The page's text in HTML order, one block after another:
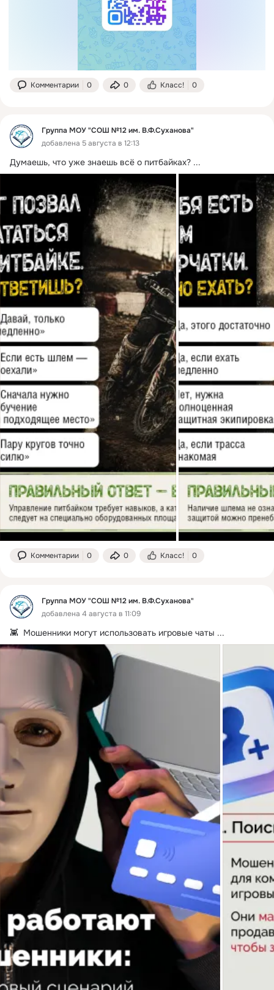
Комментарии 0 0 Класс! 0
Группа МОУ "СОШ №12 им. В.Ф.Суханова"
добавлена 5 августа в 12:13
Думаешь, что уже знаешь всё о питбайках? ...
Комментарии 0 0 Класс! 0
Группа МОУ "СОШ №12 им. В.Ф.Суханова"
добавлена 4 августа в 11:09
👾  Мошенники могут использовать игровые чаты ...